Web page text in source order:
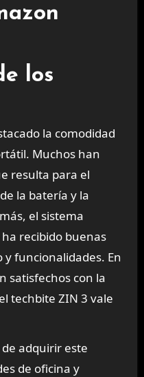
los
la comodidad
Muchos han
resulta para el
la batería y la
el sistema
recibido buenas
funcionalidades. En
satisfechos con la
techbite ZIN 3 vale
adquirir este
de oficina y